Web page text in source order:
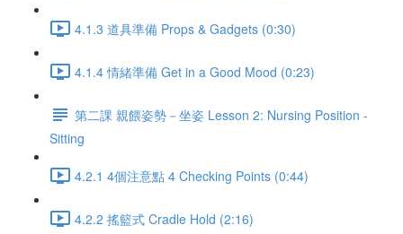
4.1.3 道具準備 Props & Gadgets (0:30)
4.1.4 情緒準備 Get in a Good Mood (0:23)
第二課 親餵姿勢－坐姿 Lesson 2: Nursing Position -
Sitting
4.2.1 4個注意點 4 Checking Points (0:44)
4.2.2 搖籃式 Cradle Hold (2:16)